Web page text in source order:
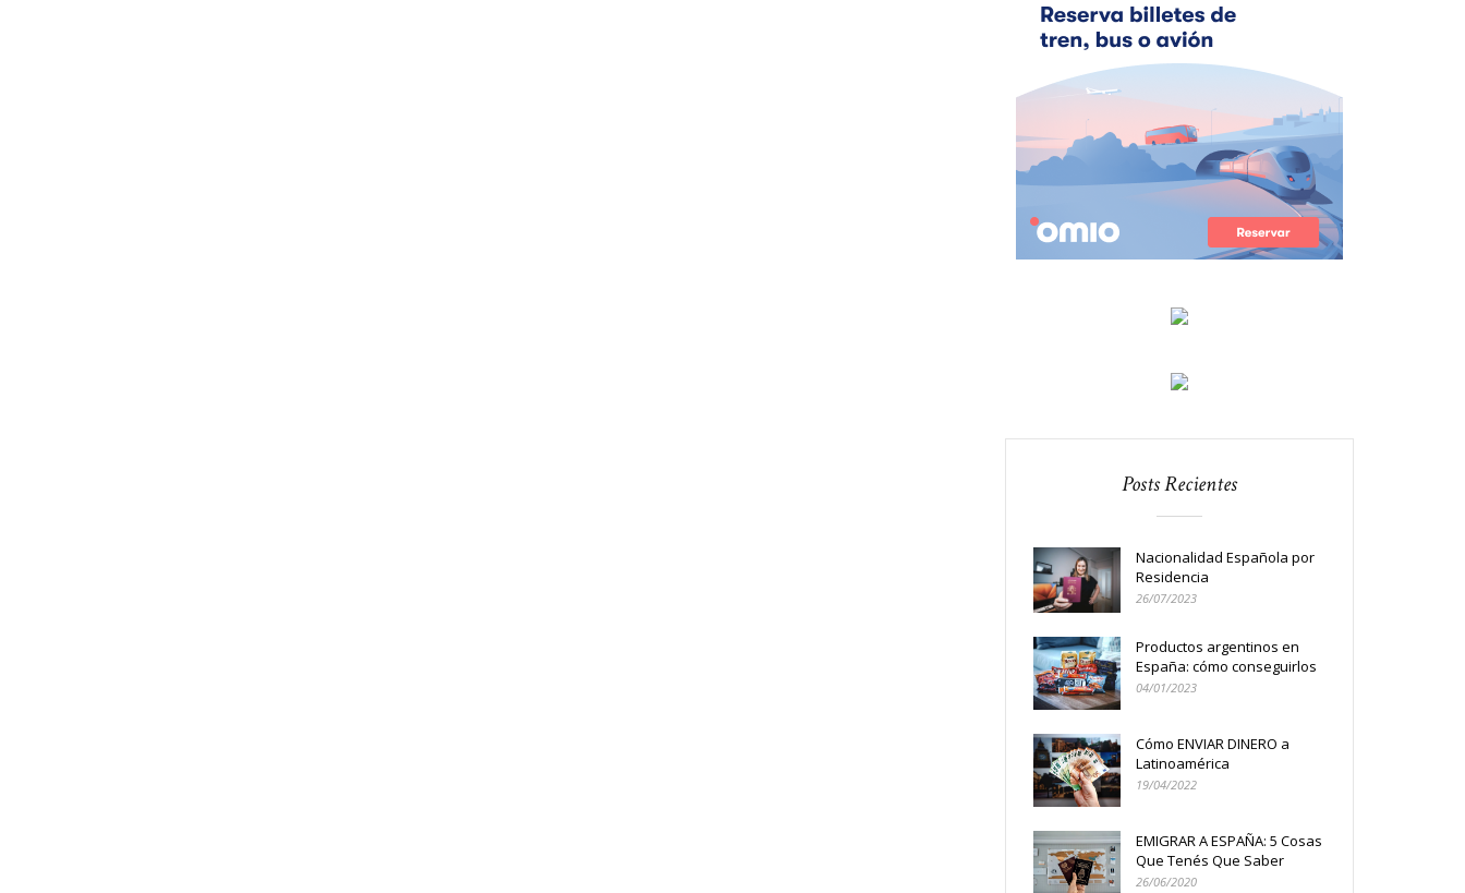
Posts Recientes
Nacionalidad Española por
Residencia
26/07/2023
Productos argentinos en
España: cómo conseguirlos
04/01/2023
Cómo ENVIAR DINERO a
Latinoamérica
19/04/2022
EMIGRAR A ESPAÑA: 5 Cosas
Que Tenés Que Saber
26/06/2020